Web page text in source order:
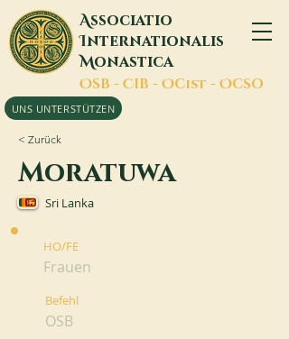
Associatio
Internationalis
Monastica
OSB - CIB - OCist - OCSO
UNS UNTERSTÜTZEN
< Zurück
Moratuwa
Sri Lanka
HO/FE
Frauen
Befehl
OSB